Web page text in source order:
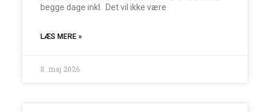
begge dage inkl. Det vil ikke være
LÆS MERE »
8. maj 2026